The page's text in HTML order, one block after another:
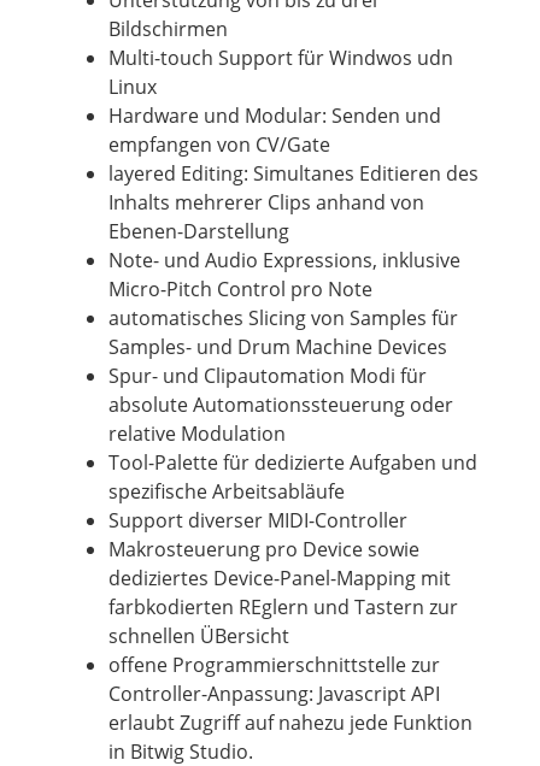
Bildschirmen
Multi-touch Support für Windwos udn
Linux
Hardware und Modular: Senden und
empfangen von CV/Gate
layered Editing: Simultanes Editieren des
Inhalts mehrerer Clips anhand von
Ebenen-Darstellung
Note- und Audio Expressions, inklusive
Micro-Pitch Control pro Note
automatisches Slicing von Samples für
Samples- und Drum Machine Devices
Spur- und Clipautomation Modi für
absolute Automationssteuerung oder
relative Modulation
Tool-Palette für dedizierte Aufgaben und
spezifische Arbeitsabläufe
Support diverser MIDI-Controller
Makrosteuerung pro Device sowie
dediziertes Device-Panel-Mapping mit
farbkodierten REglern und Tastern zur
schnellen ÜBersicht
offene Programmierschnittstelle zur
Controller-Anpassung: Javascript API
erlaubt Zugriff auf nahezu jede Funktion
in Bitwig Studio.